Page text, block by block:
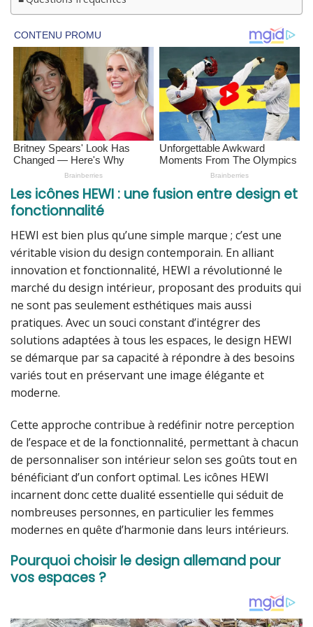
Les icônes HEWI : une fusion entre design et
fonctionnalité
HEWI est bien plus qu’une simple marque ; c’est une
véritable vision du design contemporain. En alliant
innovation et fonctionnalité, HEWI a révolutionné le
marché du design intérieur, proposant des produits qui
ne sont pas seulement esthétiques mais aussi
pratiques. Avec un souci constant d’intégrer des
solutions adaptées à tous les espaces, le design HEWI
se démarque par sa capacité à répondre à des besoins
variés tout en préservant une image élégante et
moderne.
Cette approche contribue à redéfinir notre perception
de l’espace et de la fonctionnalité, permettant à chacun
de personnaliser son intérieur selon ses goûts tout en
bénéficiant d’un confort optimal. Les icônes HEWI
incarnent donc cette dualité essentielle qui séduit de
nombreuses personnes, en particulier les femmes
modernes en quête d’harmonie dans leurs intérieurs.
Pourquoi choisir le design allemand pour
vos espaces ?